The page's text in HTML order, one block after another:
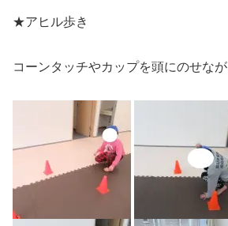
★アヒル歩き
コーンタッチやカップを頭にのせなが